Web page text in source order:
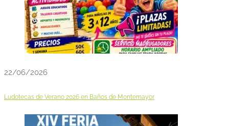
22/06/2026
Ludotecas de Verano 2026 en Baños de Montemayor